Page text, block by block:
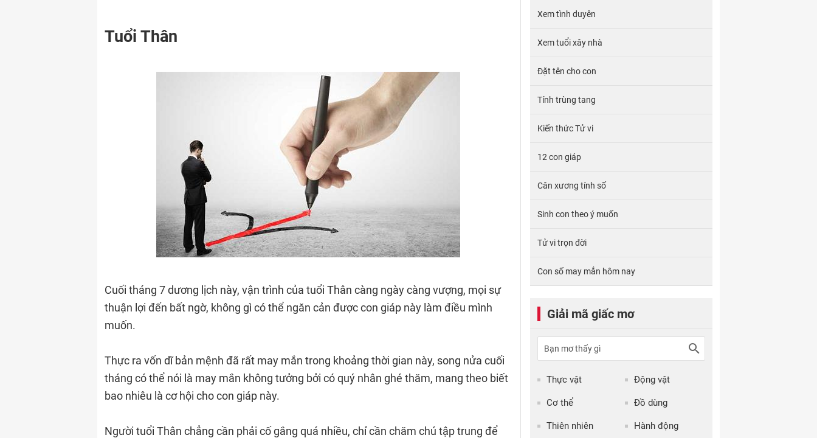
Tuổi Thân
Cuối tháng 7 dương lịch này, vận trình của tuổi Thân càng ngày càng vượng, mọi sự
thuận lợi đến bất ngờ, không gì có thể ngăn cản được con giáp này làm điều mình
muốn.
Thực ra vốn dĩ bản mệnh đã rất may mắn trong khoảng thời gian này, song nửa cuối
tháng có thể nói là may mắn không tưởng bởi có quý nhân ghé thăm, mang theo biết
bao nhiêu là cơ hội cho con giáp này.
Người tuổi Thân chẳng cần phải cố gắng quá nhiều, chỉ cần chăm chú tập trung để
Xem tình duyên
Xem tuổi xây nhà
Đặt tên cho con
Tính trùng tang
Kiến thức Tử vi
12 con giáp
Cân xương tính số
Sinh con theo ý muốn
Tử vi trọn đời
Con số may mắn hôm nay
Giải mã giấc mơ
Thực vật Động vật
Cơ thể Đồ dùng
Thiên nhiên Hành động